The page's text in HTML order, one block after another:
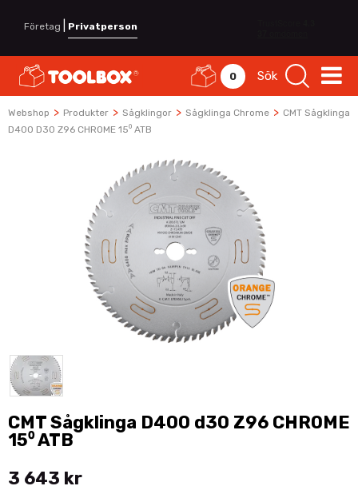
Företag Privatperson
0 Sök
Webshop > Produkter > Sågklingor > Sågklinga Chrome > CMT Sågklinga
D400 D30 Z96 CHROME 15⁰ ATB
CMT Sågklinga D400 d30 Z96 CHROME
15⁰ ATB
3 643 kr